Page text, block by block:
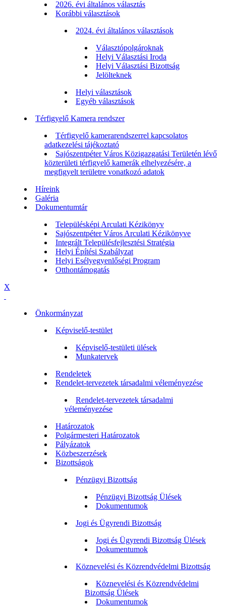
2026. évi általános választás
Korábbi választások
2024. évi általános választások
Választópolgároknak
Helyi Választási Iroda
Helyi Választási Bizottság
Jelölteknek
Helyi választások
Egyéb választások
Térfigyelő Kamera rendszer
Térfigyelő kamerarendszerrel kapcsolatos
adatkezelési tájékoztató
Sajószentpéter Város Közigazgatási Területén lévő
közterületi térfigyelő kamerák elhelyezésére, a
megfigyelt területre vonatkozó adatok
Híreink
Galéria
Dokumentumtár
Településképi Arculati Kézikönyv
Sajószentpéter Város Arculati Kézikönyve
Integrált Településfejlesztési Stratégia
Helyi Építési Szabályzat
Helyi Esélyegyenlőségi Program
Otthontámogatás
X
Önkormányzat
Képviselő-testület
Képviselő-testületi ülések
Munkatervek
Rendeletek
Rendelet-tervezetek társadalmi véleményezése
Rendelet-tervezetek társadalmi
véleményezése
Határozatok
Polgármesteri Határozatok
Pályázatok
Közbeszerzések
Bizottságok
Pénzügyi Bizottság
Pénzügyi Bizottság Ülések
Dokumentumok
Jogi és Ügyrendi Bizottság
Jogi és Ügyrendi Bizottság Ülések
Dokumentumok
Köznevelési és Közrendvédelmi Bizottság
Köznevelési és Közrendvédelmi
Bizottság Ülések
Dokumentumok